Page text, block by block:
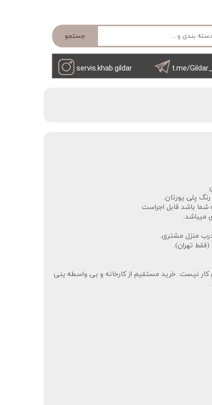
جستجو
t.me/
servis.khab.gildar
شما باشد قابل اجراست
منزل مشتری.
(فقط تهران).
نیست. خرید مستقیم از کارخانه و بی واسطه ینی